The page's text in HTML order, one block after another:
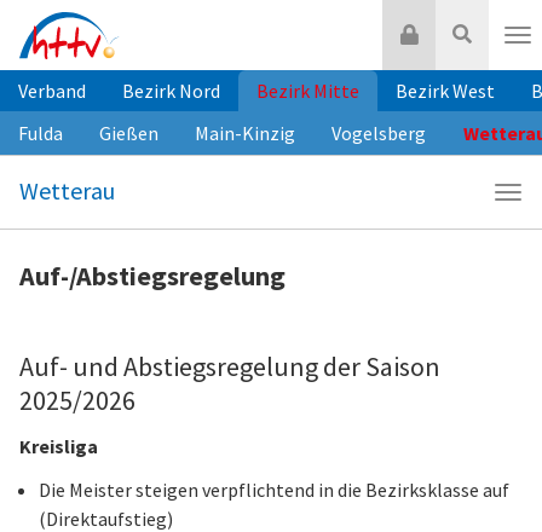
Inhalt
springen
Suche
Login
Verband Bezirk Nord Bezirk Mitte Bezirk West
Fulda
Gießen Main-Kinzig Vogelsberg
Wetterau
Auf-/Abstiegsregelung
Auf- und Abstiegsregelung der Saison
2025/2026
Kreisliga
Die Meister steigen verpflichtend in die Bezirksklasse auf
(Direktaufstieg)